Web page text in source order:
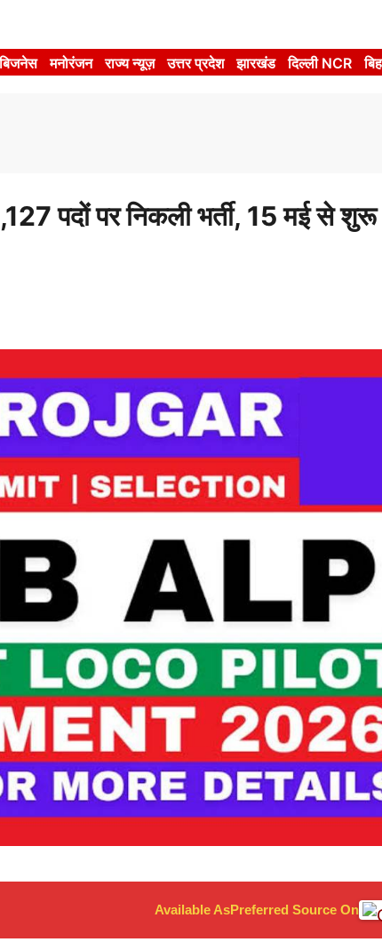
बिजनेस मनोरंजन राज्य न्यूज़ उत्तर प्रदेश झारखंड दिल्ली NCR
पदों पर निकली भर्ती, 15 मई से शुरू
Available AsPreferred Source On